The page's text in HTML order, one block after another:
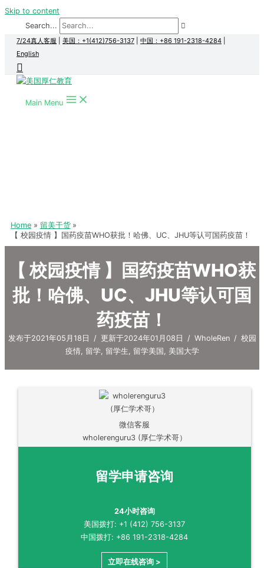
Skip to content
Search...
7/24真人客服 美国：+1(412)756-3137 中国：+86 191-2318-4284
English
Main Menu
Home
留美干货
【 校园疫情 】国药疫苗WHO获批！哈佛、UC、JHU等认可国药疫苗！
【 校园疫情 】国药疫苗WHO获
批！哈佛、UC、JHU等认可国
药疫苗！
发布于2021年05月18日 / 更新于2024年01月08日 / WholeRen / 校园
疫情, 留学, 留学生, 留学美国 , 美国大学
微信客服
wholerenguru3 (厚仁学术哥）
留学申请咨询
24小时咨询
美国拨打: +1 (412) 756-3137
中国拨打: +86 191-2318-4284
立即在线咨询 >